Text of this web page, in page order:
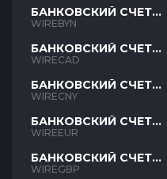
БАНКОВСКИЙ СЧЕТ
BYN
WIREBYN
БАНКОВСКИЙ СЧЕТ
CAD
WIRECAD
БАНКОВСКИЙ СЧЕТ
CNY
WIRECNY
БАНКОВСКИЙ СЧЕТ
EUR
WIREEUR
БАНКОВСКИЙ СЧЕТ
GBP
WIREGBP